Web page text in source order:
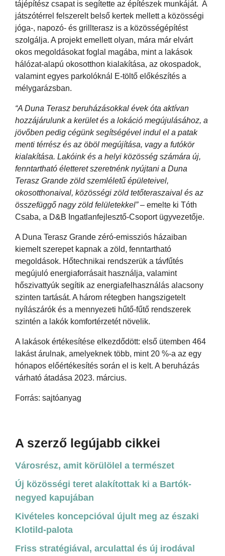
tájépítész csapat is segítette az építészek munkáját. A
játszótérrel felszerelt belső kertek mellett a közösségi
jóga-, napozó- és grillterasz is a közösségépítést
szolgálja. A projekt emellett olyan, mára már elvárt
okos megoldásokat foglal magába, mint a lakások
hálózat-alapú okosotthon kialakítása, az okospadok,
valamint egyes parkolóknál E-töltő előkészítés a
mélygarázsban.
“A Duna Terasz beruházásokkal évek óta aktívan
hozzájárulunk a kerület és a lokáció megújulásához, a
jövőben pedig cégünk segítségével indul el a patak
menti térrész és az öböl megújítása, vagy a futókör
kialakítása. Lakóink és a helyi közösség számára új,
fenntartható életteret szeretnénk nyújtani a Duna
Terasz Grande zöld szemléletű épületeivel,
okosotthonaival, közösségi zöld tetőteraszaival és az
összefüggő nagy zöld felületekkel”– emelte ki Tóth
Csaba, a D&B Ingatlanfejlesztő-Csoport ügyvezetője.
A Duna Terasz Grande zéró-emissziós házaiban
kiemelt szerepet kapnak a zöld, fenntartható
megoldások. Hőtechnikai rendszerük a távfűtés
megújuló energiaforrásait használja, valamint
hőszivattyúk segítik az energiafelhasználás alacsony
szinten tartását. A három rétegben hangszigetelt
nyílászárók és a mennyezeti hűtő-fűtő rendszerek
szintén a lakók komfortérzetét növelik.
A lakások értékesítése elkezdődött: első ütemben 464
lakást árulnak, amelyeknek több, mint 20 %-a az egy
hónapos előértékesítés során el is kelt. A beruházás
várható átadása 2023. március.
Forrás: sajtóanyag
A szerző legújabb cikkei
Városrész, amit körülölel a természet
Új közösségi teret alakítottak ki a Bartók-
negyed kapujában
Kivételes koncepcióval újult meg az északi
Klotild-palota
Friss stratégiával, arculattal és új irodával